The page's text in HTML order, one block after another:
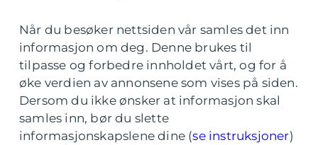
Når du besøker nettsiden vår samles det inn
informasjon om deg. Denne brukes til
tilpasse og forbedre innholdet vårt, og for å
øke verdien av annonsene som vises på siden.
Dersom du ikke ønsker at informasjon skal
samles inn, bør du slette
informasjonskapslene dine (se instruksjoner)